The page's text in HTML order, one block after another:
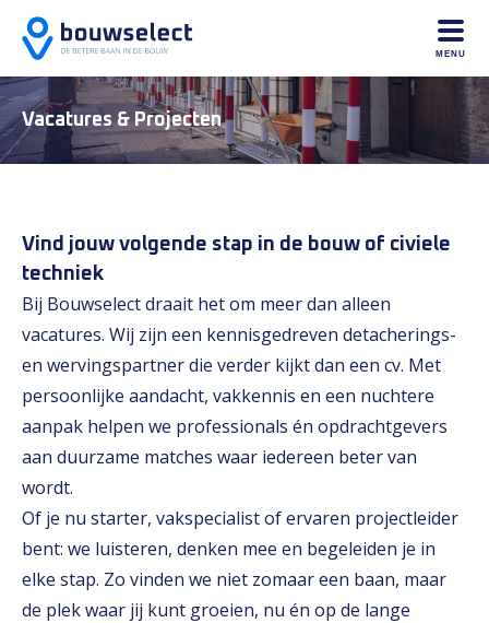
MENU
Vacatures & Projecten
Vind jouw volgende stap in de bouw of civiele
techniek
Bij Bouwselect draait het om meer dan alleen
vacatures. Wij zijn een kennisgedreven detacherings-
en wervingspartner die verder kijkt dan een cv. Met
persoonlijke aandacht, vakkennis en een nuchtere
aanpak helpen we professionals én opdrachtgevers
aan duurzame matches waar iedereen beter van
wordt.
Of je nu starter, vakspecialist of ervaren projectleider
bent: we luisteren, denken mee en begeleiden je in
elke stap. Zo vinden we niet zomaar een baan, maar
de plek waar jij kunt groeien, nu én op de lange